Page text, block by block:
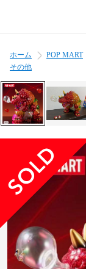
ホーム POP MART
その他